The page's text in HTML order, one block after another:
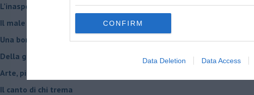
CONFIRM
Data Deletion Data Access
​L’inaspettato
​Il male è zucchero
​Una borraccia olfattiva, grazie
​Della gentilezza di Carofiglio
Arte, piacere e Pinacoteca di Brera
​Il canto di chi trema